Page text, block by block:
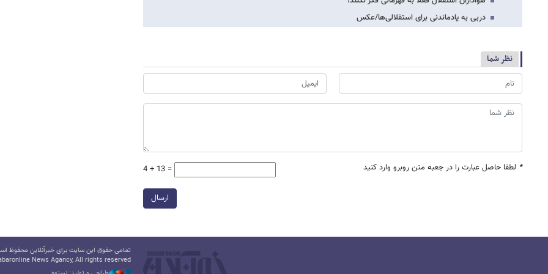
دربی به ‌یادماندنی برای استقلالی‌ها/عکس
نظر شما
* لطفا حاصل عبارت را در جعبه متن روبرو وارد کنید 4 + 13 =
ارسال
تمامی حقوق این سایت برای خبرآنلاین محفوظ
News Agancy, All rights reserved